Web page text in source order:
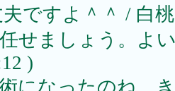
ですよ＾＾ / 白
せましょう。よ
)
になったのね。